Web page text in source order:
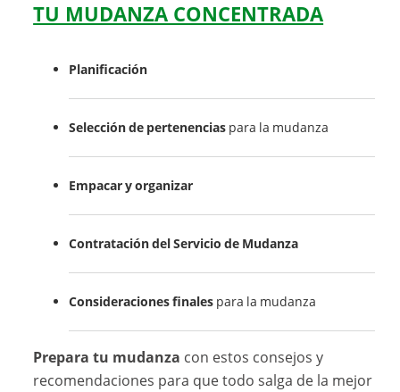
TU MUDANZA CONCENTRADA
Planificación
Selección de pertenencias para la mudanza
Empacar y organizar
Contratación del Servicio de Mudanza
Consideraciones finales para la mudanza
Prepara tu mudanza con estos consejos y
recomendaciones para que todo salga de la mejor